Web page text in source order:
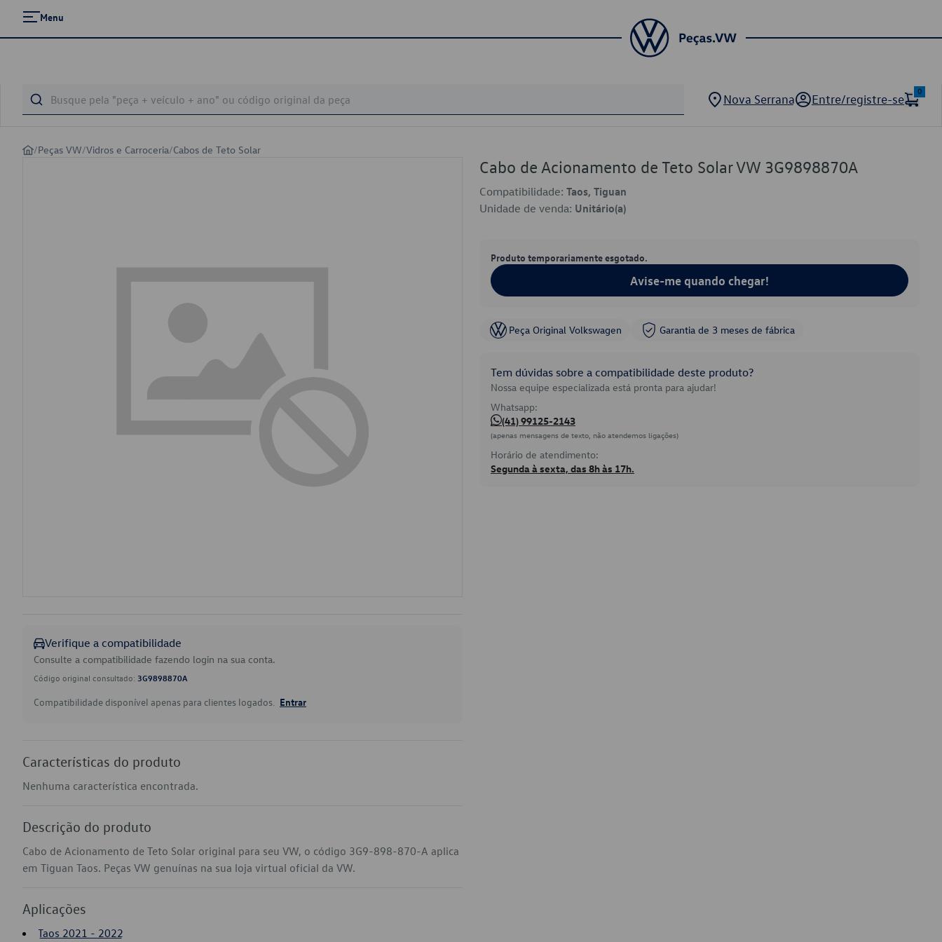
Menu
Nova Serrana Entre/registre-se
0
/Peças VW/Vidros e Carroceria/Cabos de Teto Solar
Verifique a compatibilidade
Consulte a compatibilidade fazendo login na sua conta.
Código original consultado: 3G9898870A
Compatibilidade disponível apenas para clientes logados. Entrar
Características do produto
Nenhuma característica encontrada.
Descrição do produto
Cabo de Acionamento de Teto Solar original para seu VW, o código 3G9-898-870-A aplica
em Tiguan Taos. Peças VW genuínas na sua loja virtual oficial da VW.
Aplicações
Taos 2021 - 2022
Cabo de Acionamento de Teto Solar VW 3G9898870A
Compatibilidade: Taos, Tiguan
Unidade de venda: Unitário(a)
Produto temporariamente esgotado.
Avise-me quando chegar!
Peça Original Volkswagen Garantia de 3 meses de fábrica
Tem dúvidas sobre a compatibilidade deste produto?
Nossa equipe especializada está pronta para ajudar!
Whatsapp:
(41) 99125-2143
(apenas mensagens de texto, não atendemos ligações)
Horário de atendimento:
Segunda à sexta, das 8h às 17h.